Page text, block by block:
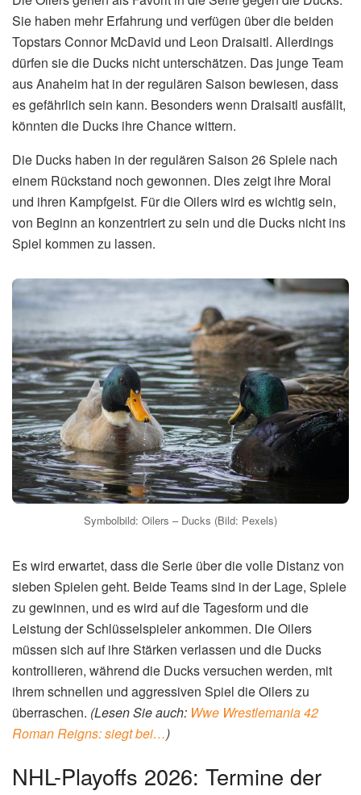
Sie haben mehr Erfahrung und verfügen über die beiden
Topstars Connor McDavid und Leon Draisaitl. Allerdings
dürfen sie die Ducks nicht unterschätzen. Das junge Team
aus Anaheim hat in der regulären Saison bewiesen, dass
es gefährlich sein kann. Besonders wenn Draisaitl ausfällt,
könnten die Ducks ihre Chance wittern.
Die Ducks haben in der regulären Saison 26 Spiele nach
einem Rückstand noch gewonnen. Dies zeigt ihre Moral
und ihren Kampfgeist. Für die Oilers wird es wichtig sein,
von Beginn an konzentriert zu sein und die Ducks nicht ins
Spiel kommen zu lassen.
Symbolbild: Oilers – Ducks (Bild: Pexels)
Es wird erwartet, dass die Serie über die volle Distanz von
sieben Spielen geht. Beide Teams sind in der Lage, Spiele
zu gewinnen, und es wird auf die Tagesform und die
Leistung der Schlüsselspieler ankommen. Die Oilers
müssen sich auf ihre Stärken verlassen und die Ducks
kontrollieren, während die Ducks versuchen werden, mit
ihrem schnellen und aggressiven Spiel die Oilers zu
überraschen. (Lesen Sie auch: Wwe Wrestlemania 42
Roman Reigns: siegt bei…)
NHL-Playoffs 2026: Termine der